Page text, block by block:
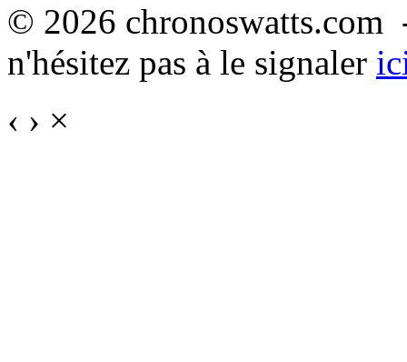
© 2026
n'hésitez pas à le signaler
‹ › ×